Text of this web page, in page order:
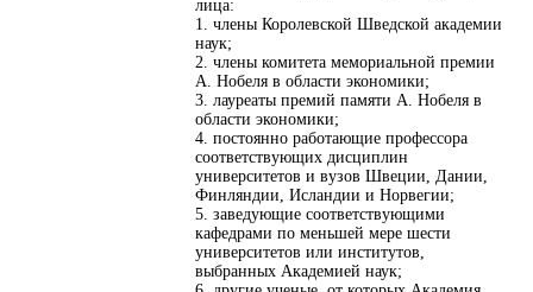
лица:
1. члены Королевской Шведской академии
наук;
2. члены комитета мемориальной премии
А. Нобеля в области экономики;
3. лауреаты премий памяти А. Нобеля в
области экономики;
4. постоянно работающие профессора
соответствующих дисциплин
университетов и вузов Швеции, Дании,
Финляндии, Исландии и Норвегии;
5. заведующие соответствующими
кафедрами по меньшей мере шести
университетов или институтов,
выбранных Академией наук;